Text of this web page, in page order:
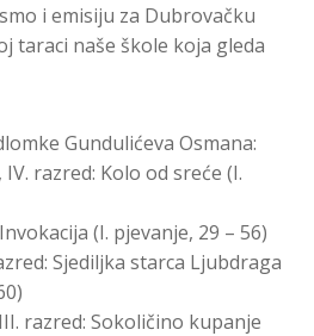
i emisiju za Dubrovačku
taraci naše škole koja gleda
Gundulićeva Osmana:
IV. razred: Kolo od sreće (I.
(I. pjevanje, 29 – 56)
Sjediljka starca Ljubdraga
razred: Sokoličino kupanje